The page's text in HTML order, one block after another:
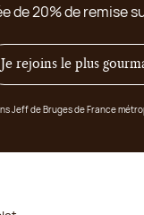
de 20% de remise
Je rejoins le plus
Jeff de Bruges de France